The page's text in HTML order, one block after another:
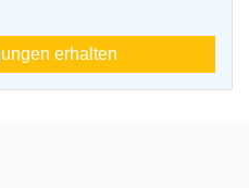
erhalten